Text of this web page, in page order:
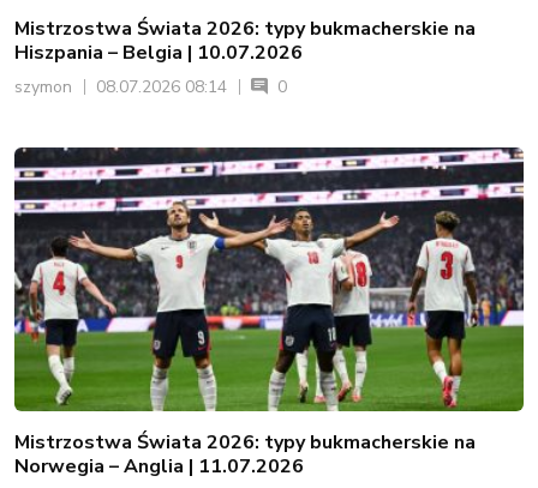
Mistrzostwa Świata 2026: typy bukmacherskie na
Hiszpania – Belgia | 10.07.2026
szymon 08.07.2026 08:14 0
Mistrzostwa Świata 2026: typy bukmacherskie na
Norwegia – Anglia | 11.07.2026